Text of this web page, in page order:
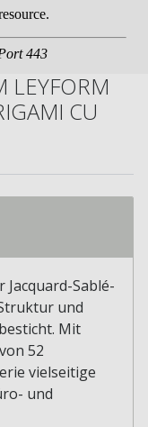
LEYFORM
CU
Sablé-
und
Mit
52
vielseitige
und